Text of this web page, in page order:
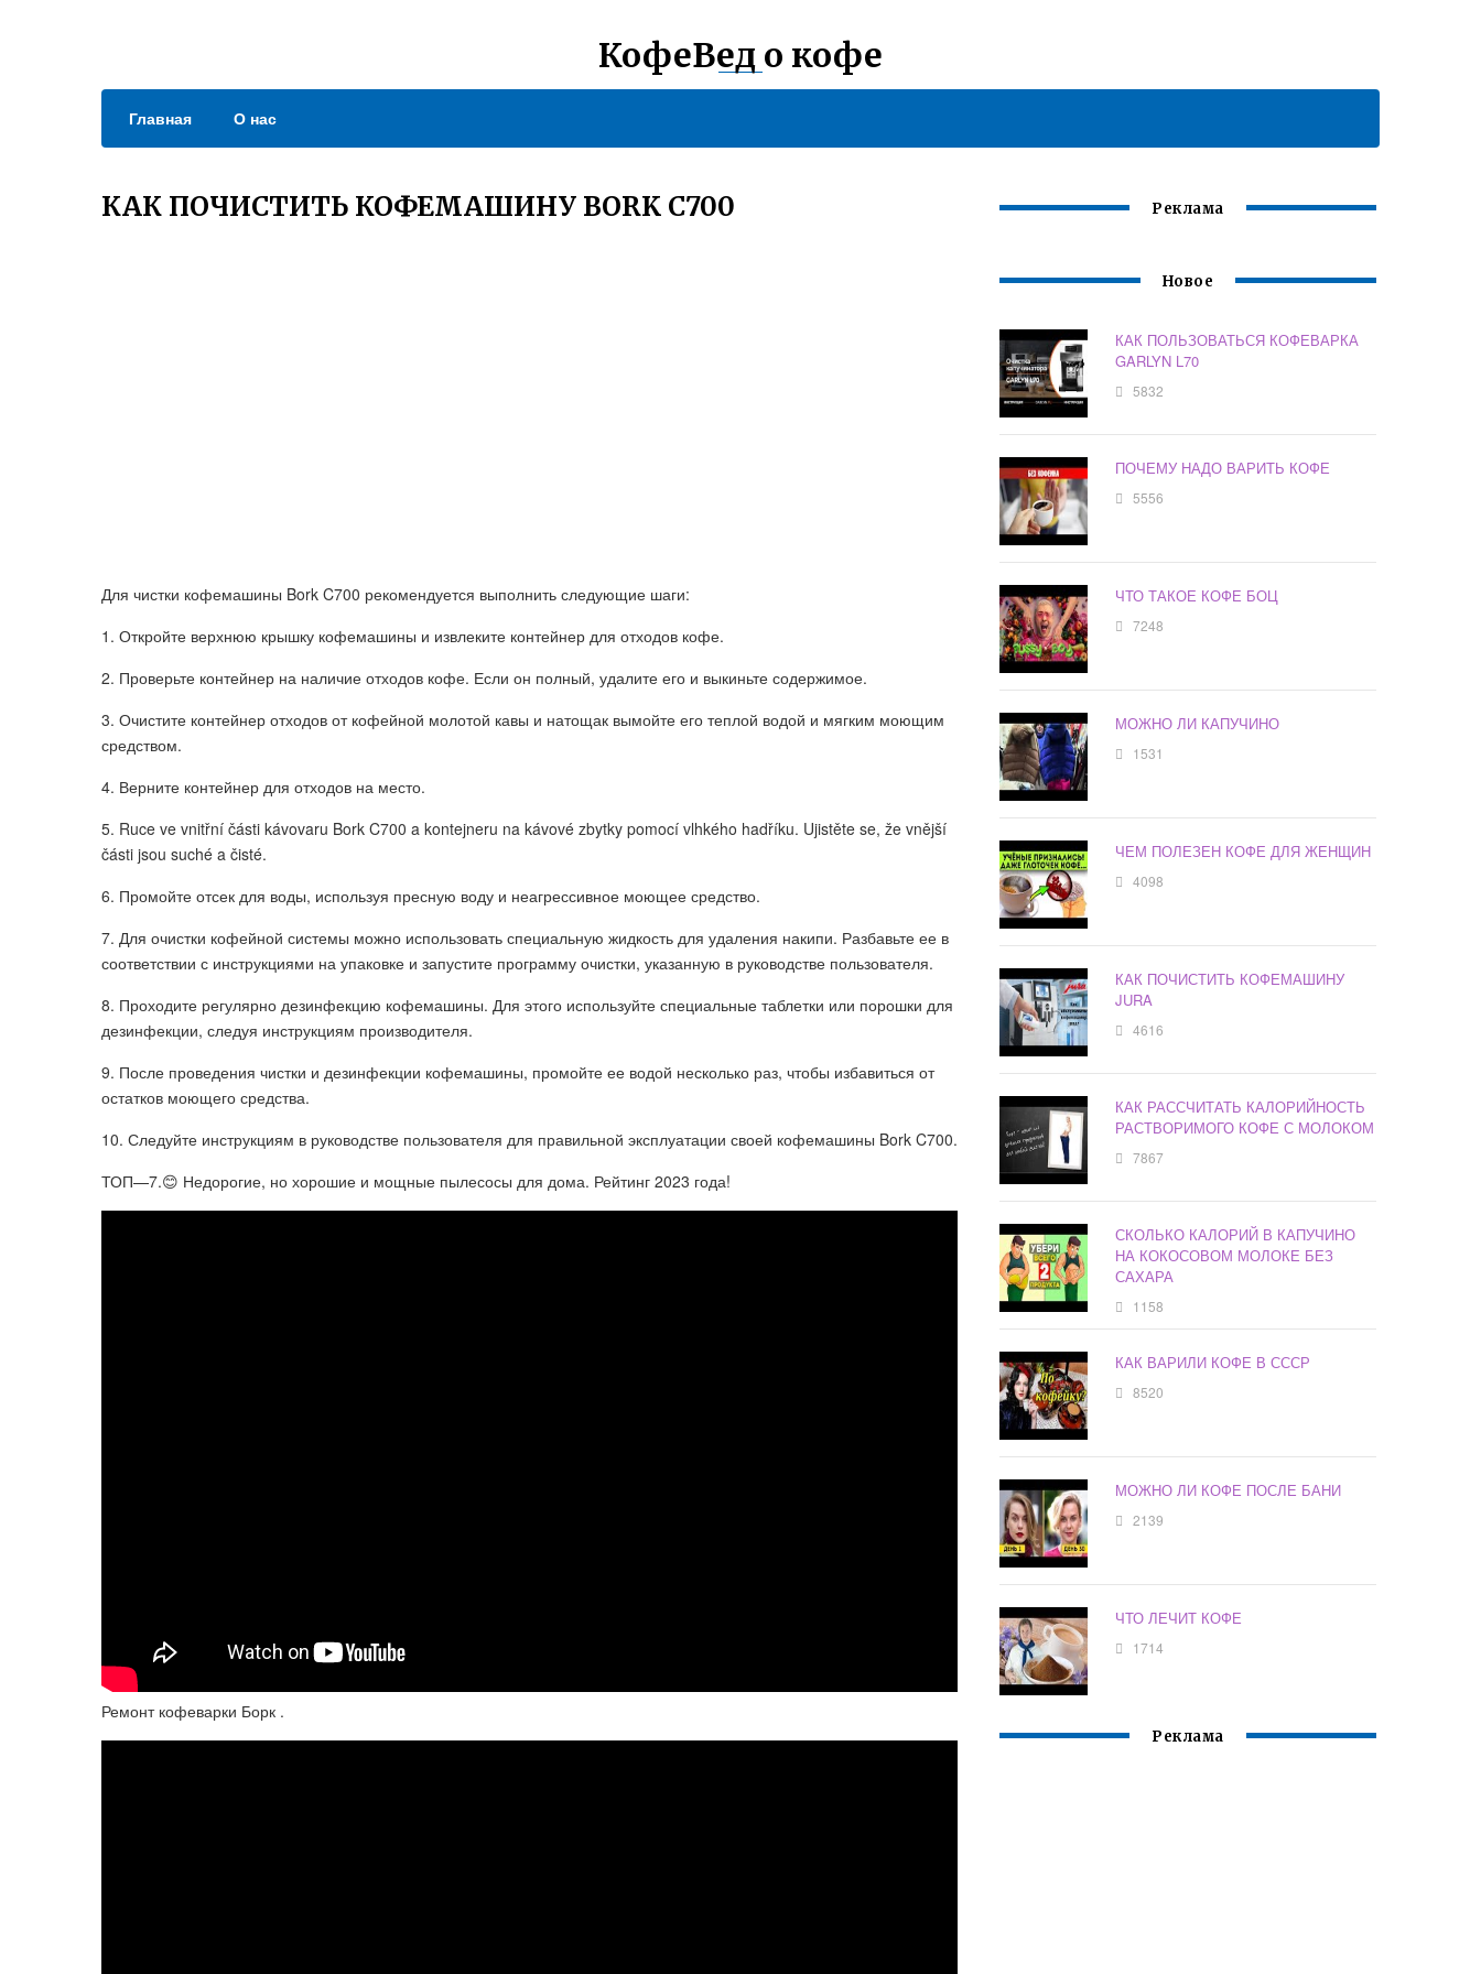
КофеВед о кофе
Главная О нас
КАК ПОЧИСТИТЬ КОФЕМАШИНУ BORK C700
Для чистки кофемашины Bork C700 рекомендуется выполнить следующие шаги:
1. Откройте верхнюю крышку кофемашины и извлеките контейнер для отходов кофе.
2. Проверьте контейнер на наличие отходов кофе. Если он полный, удалите его и выкиньте содержимое.
3. Очистите контейнер отходов от кофейной молотой кавы и натощак вымойте его теплой водой и мягким моющим
средством.
4. Верните контейнер для отходов на место.
5. Ruce ve vnitřní části kávovaru Bork C700 a kontejneru na kávové zbytky pomocí vlhkého hadříku. Ujistěte se, že vnější
části jsou suché a čisté.
6. Промойте отсек для воды, используя пресную воду и неагрессивное моющее средство.
7. Для очистки кофейной системы можно использовать специальную жидкость для удаления накипи. Разбавьте ее в
соответствии с инструкциями на упаковке и запустите программу очистки, указанную в руководстве пользователя.
8. Проходите регулярно дезинфекцию кофемашины. Для этого используйте специальные таблетки или порошки для
дезинфекции, следуя инструкциям производителя.
9. После проведения чистки и дезинфекции кофемашины, промойте ее водой несколько раз, чтобы избавиться от
остатков моющего средства.
10. Следуйте инструкциям в руководстве пользователя для правильной эксплуатации своей кофемашины Bork C700.
ТОП—7.😊 Недорогие, но хорошие и мощные пылесосы для дома. Рейтинг 2023 года!
Ремонт кофеварки Борк .
Реклама
Новое
КАК ПОЛЬЗОВАТЬСЯ КОФЕВАРКА
GARLYN L70
5832
ПОЧЕМУ НАДО ВАРИТЬ КОФЕ
5556
ЧТО ТАКОЕ КОФЕ БОЦ
7248
МОЖНО ЛИ КАПУЧИНО
1531
ЧЕМ ПОЛЕЗЕН КОФЕ ДЛЯ ЖЕНЩИН
4098
КАК ПОЧИСТИТЬ КОФЕМАШИНУ
JURA
4616
КАК РАССЧИТАТЬ КАЛОРИЙНОСТЬ
РАСТВОРИМОГО КОФЕ С МОЛОКОМ
7867
СКОЛЬКО КАЛОРИЙ В КАПУЧИНО
НА КОКОСОВОМ МОЛОКЕ БЕЗ
САХАРА
1158
КАК ВАРИЛИ КОФЕ В СССР
8520
МОЖНО ЛИ КОФЕ ПОСЛЕ БАНИ
2139
ЧТО ЛЕЧИТ КОФЕ
1714
Реклама